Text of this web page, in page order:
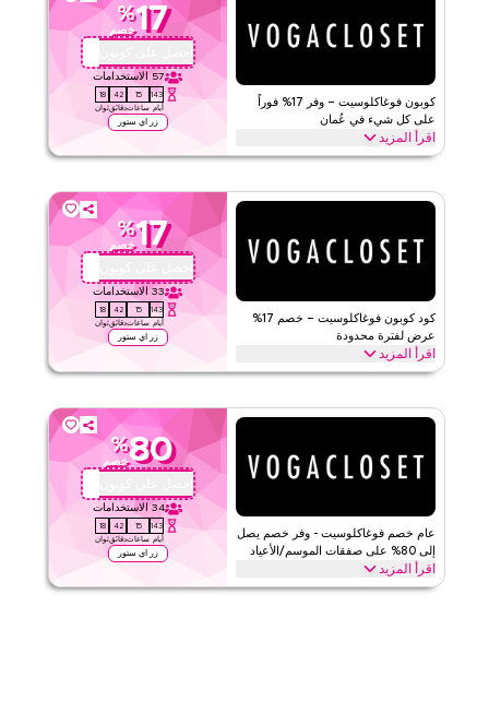
اي هيرب الأحكام والشروط
الحد الأدنى للطلب
ينطبق على
ويب/تطبيق
الفئات
على مستوى الموقع
كوبون فوغاكلوسيت – وفر 17% فوراً
على كل شيء في عُمان
اقرأ المزيد
17
%
خصم
احصل على كوبون
57 الاستخدامات
143
أيام
15
ساعات
42
دقائق
17
ثوان
زر اي ستور
وفر 17% فوراً مع كود فوغاكلوسيت على كل شيء. استرد الآن للخصومات
وأكثر.
فوغا كلوسيت الأحكام والشروط
الحد الأدنى للطلب
ويب/تطبيق
الفئات
على مستوى الموقع
كود كوبون فوغاكلوسيت – خصم 17%
عرض لفترة محدودة
اقرأ المزيد
17
%
خصم
احصل على كوبون
33 الاستخدامات
143
أيام
15
ساعات
42
دقائق
17
ثوان
زر اي ستور
احصل على خصم 17% على جميع الفئات مع كود برومو فوغاكلوسيت لفترة
الحد الأدنى للطلب
لا شيء
ويب/تطبيق
الفئات
على مستوى الموقع
قيّمنا
عام خصم فوغاكلوسيت - وفر خصم يصل
إلى 80% على صفقات الموسم/الأعياد
اقرأ المزيد
80
%
خصم
احصل على كوبون
34 الاستخدامات
143
أيام
15
ساعات
42
دقائق
17
ثوان
زر اي ستور
وفر خصم يصل إلى 80% مع كود كوبون فوغاكلوسيت خلال المواسم